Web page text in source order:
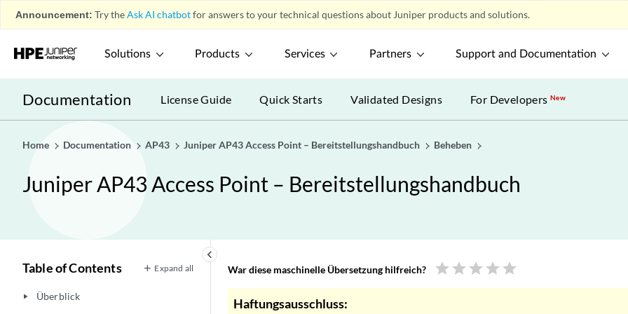
Announcement: Try theAsk AI chatbotfor answers to your technical questions about Juniper products and solutions.
Solutions Products Services Partners Support and Documentation
Documentation License Guide Quick Starts Validated Designs For DevelopersNew
Home Documentation AP43 Juniper AP43 Access Point – Bereitstellungshandbuch Beheben
Juniper AP43 Access Point – Bereitstellungshandbuch
keyboard_arrow_left
Table of Contents Expand all
play_arrow Überblick
War diese maschinelle Übersetzung hilfreich? star star star star star
Haftungsausschluss: